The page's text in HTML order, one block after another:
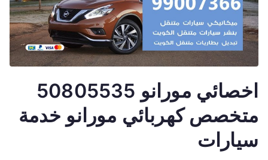
اخصائي مورانو 50805535
متخصص كهربائي مورانو خدمة
سيارات